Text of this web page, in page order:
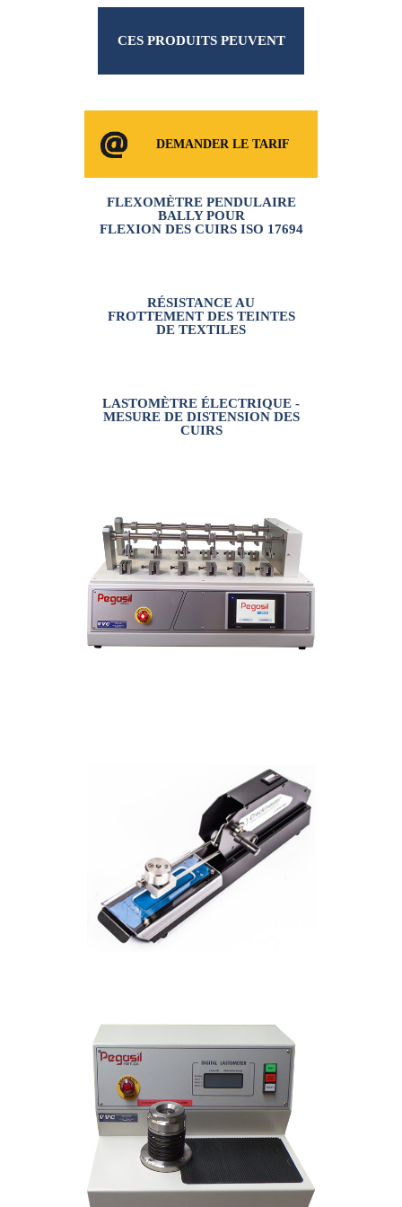
CES PRODUITS PEUVENT
VOUS INTÉRESSER
DEMANDER LE TARIF
CONSOMMABLES
FLEXOMÈTRE PENDULAIRE
BALLY POUR
FLEXION DES CUIRS ISO 17694
RÉSISTANCE AU
FROTTEMENT DES TEINTES
DE TEXTILES
LASTOMÈTRE ÉLECTRIQUE -
MESURE DE DISTENSION DES
CUIRS